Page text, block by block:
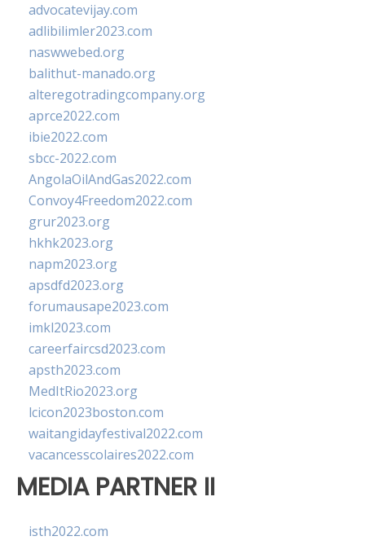
advocatevijay.com
adlibilimler2023.com
naswwebed.org
balithut-manado.org
alteregotradingcompany.org
aprce2022.com
ibie2022.com
sbcc-2022.com
AngolaOilAndGas2022.com
Convoy4Freedom2022.com
grur2023.org
hkhk2023.org
napm2023.org
apsdfd2023.org
forumausape2023.com
imkl2023.com
careerfaircsd2023.com
apsth2023.com
MedItRio2023.org
lcicon2023boston.com
waitangidayfestival2022.com
vacancesscolaires2022.com
MEDIA PARTNER II
isth2022.com